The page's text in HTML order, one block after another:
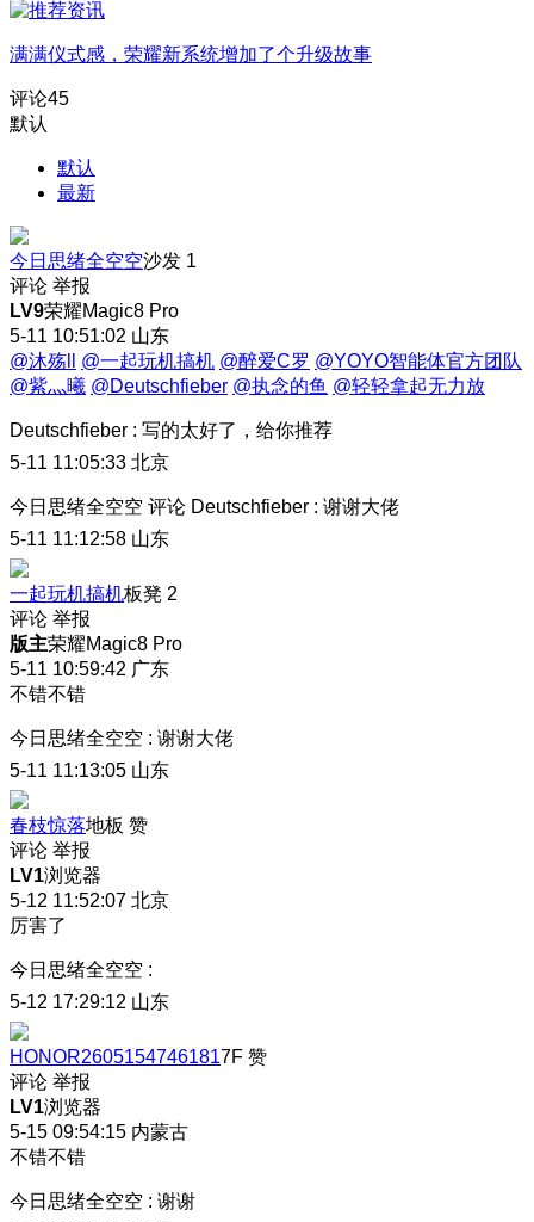
满满仪式感，荣耀新系统增加了个升级故事
评论45
默认
默认
最新
今日思绪全空空沙发 1
评论 举报
LV9荣耀Magic8 Pro
5-11 10:51:02 山东
@沐殇ll
@一起玩机搞机 @醉爱C罗 @YOYO智能体官方团队
@紫灬曦 @Deutschfieber @执念的鱼 @轻轻拿起无力放
Deutschfieber : 写的太好了，给你推荐
5-11 11:05:33 北京
今日思绪全空空 评论 Deutschfieber : 谢谢大佬
5-11 11:12:58 山东
一起玩机搞机板凳 2
评论 举报
版主荣耀Magic8 Pro
5-11 10:59:42 广东
不错不错
今日思绪全空空 : 谢谢大佬
5-11 11:13:05 山东
春枝惊落地板 赞
评论 举报
LV1浏览器
5-12 11:52:07 北京
厉害了
今日思绪全空空 :
5-12 17:29:12 山东
HONOR26051547461817F 赞
评论 举报
LV1浏览器
5-15 09:54:15 内蒙古
不错不错
今日思绪全空空 : 谢谢